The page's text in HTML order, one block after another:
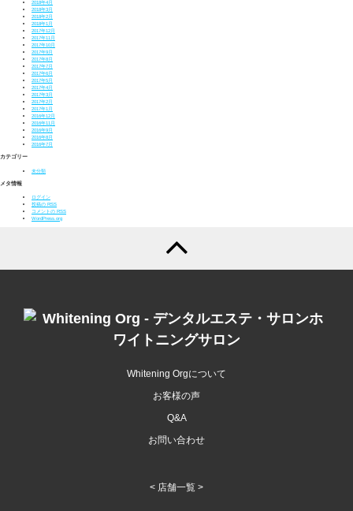
2018年4月
2018年3月
2018年2月
2018年1月
2017年12月
2017年11月
2017年10月
2017年9月
2017年8月
2017年7月
2017年6月
2017年5月
2017年4月
2017年3月
2017年2月
2017年1月
2016年12月
2016年11月
2016年9月
2016年8月
2016年7月
カテゴリー
未分類
メタ情報
ログイン
投稿の RSS
コメントの RSS
WordPress.org
Whitening Orgについて
お客様の声
Q&A
お問い合わせ
< 店舗一覧 >